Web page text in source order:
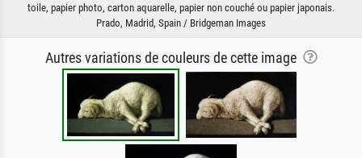
toile, papier photo, carton aquarelle, papier non couché ou papier japonais.
Prado, Madrid, Spain / Bridgeman Images
Autres variations de couleurs de cette image